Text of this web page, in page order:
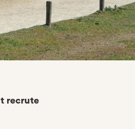
recrute